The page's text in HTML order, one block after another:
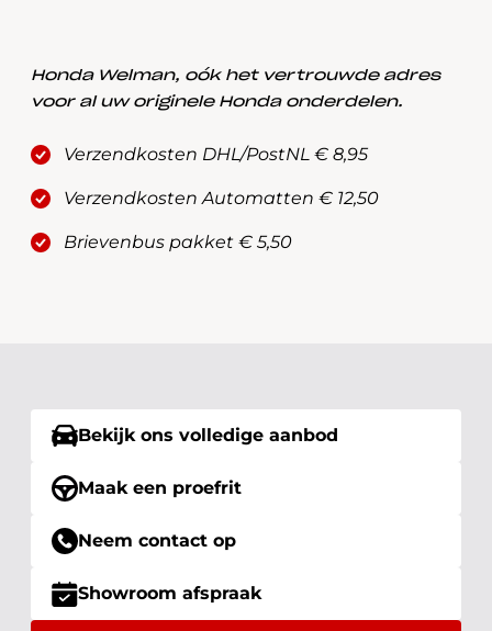
Honda Welman, oók het vertrouwde adres
voor al uw originele Honda onderdelen.
Verzendkosten DHL/PostNL € 8,95
Verzendkosten Automatten € 12,50
Brievenbus pakket € 5,50
Bekijk ons volledige aanbod
Maak een proefrit
Neem contact op
Showroom afspraak